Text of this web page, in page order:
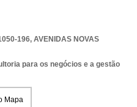
196, AVENIDAS NOVAS
para os negócios e a gestão
Mapa